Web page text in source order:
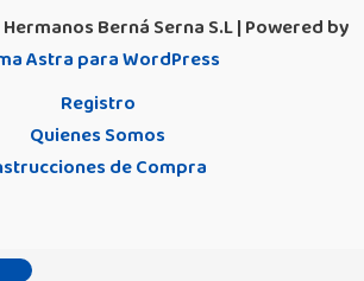
Berná Serna S.L | Powered by
Astra para WordPress
Registro
Quienes Somos
de Compra